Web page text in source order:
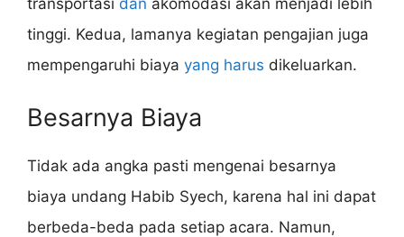
transportasi dan akomodasi akan menjadi lebih
tinggi. Kedua, lamanya kegiatan pengajian juga
mempengaruhi biaya yang harus dikeluarkan.
Besarnya Biaya
Tidak ada angka pasti mengenai besarnya
biaya undang Habib Syech, karena hal ini dapat
berbeda-beda pada setiap acara. Namun,